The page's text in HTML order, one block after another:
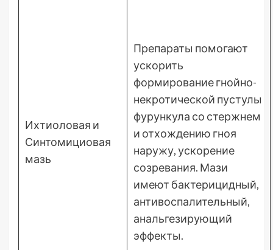
Ихтиоловая и
Синтомициовая
мазь
Препараты помогают
ускорить
формирование гнойно-
некротической пустулы
фурункула со стержнем
и отхождению гноя
наружу, ускорение
созревания. Мази
имеют бактерицидный,
антивоспалительный,
анальгезирующий
эффекты.